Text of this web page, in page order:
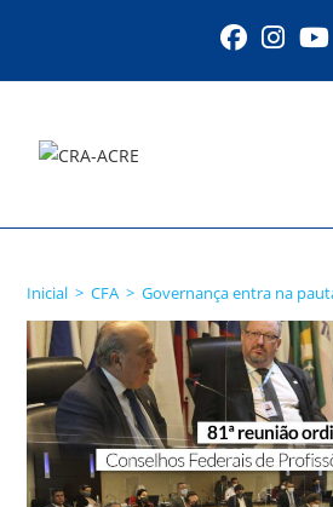
Inicial > CFA > Governança entra na